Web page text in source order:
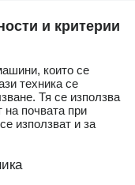
и критерии
които се
техника се
Тя се използва
на почвата при
използват и за